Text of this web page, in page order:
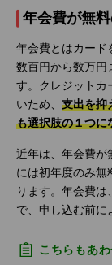
年会費が無
年会費とはカード
数百円から数万円
す。クレジットカ
いため、 支出を抑
も選択肢の１つに
近年は、年会費が
には初年度のみ無
ります。年会費
で、申し込む前に
こちらもあ